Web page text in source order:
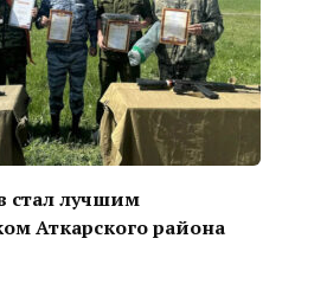
стал лучшим
Аткарского района